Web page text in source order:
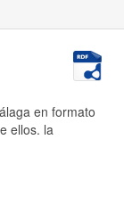
en formato
ellos. la